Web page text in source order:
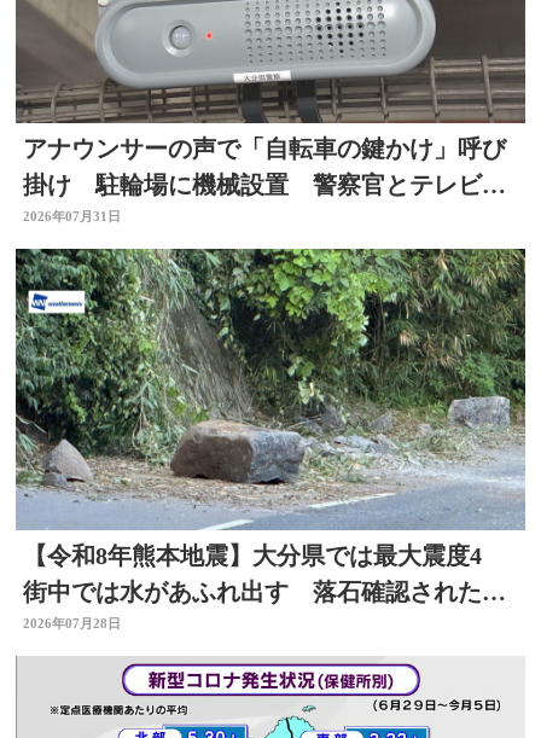
アナウンサーの声で「自転車の鍵かけ」呼び
掛け 駐輪場に機械設置 警察官とテレビ局
がタッグ 大分
2026年07月31日
【令和8年熊本地震】大分県では最大震度4
街中では水があふれ出す 落石確認されたと
ころも
2026年07月28日